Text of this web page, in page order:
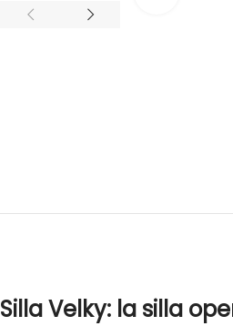
Silla Velky: la silla